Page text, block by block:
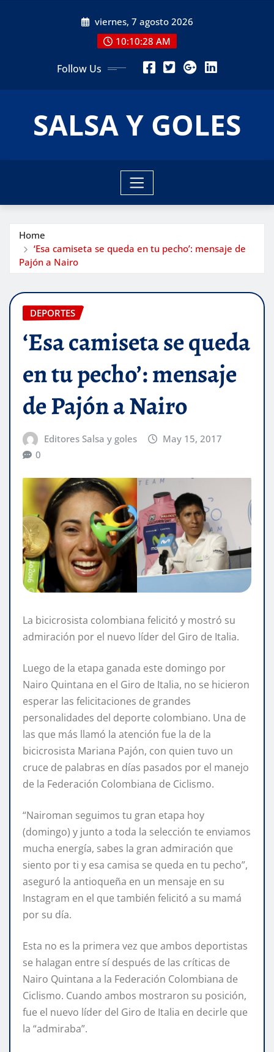
viernes, 7 agosto 2026
10:10:29 AM
Follow Us
SALSA Y GOLES
Home
‘Esa camiseta se queda en tu pecho’: mensaje de
Pajón a Nairo
DEPORTES
‘Esa camiseta se queda
en tu pecho’: mensaje
de Pajón a Nairo
Editores Salsa y goles
May 15, 2017
0
La bicicrosista colombiana felicitó y mostró su
admiración por el nuevo líder del Giro de Italia.
Luego de la etapa ganada este domingo por
Nairo Quintana en el Giro de Italia, no se hicieron
esperar las felicitaciones de grandes
personalidades del deporte colombiano. Una de
las que más llamó la atención fue la de la
bicicrosista Mariana Pajón, con quien tuvo un
cruce de palabras en días pasados por el manejo
de la Federación Colombiana de Ciclismo.
“Nairoman seguimos tu gran etapa hoy
(domingo) y junto a toda la selección te enviamos
mucha energía, sabes la gran admiración que
siento por ti y esa camisa se queda en tu pecho”,
aseguró la antioqueña en un mensaje en su
Instagram en el que también felicitó a su mamá
por su día.
Esta no es la primera vez que ambos deportistas
se halagan entre sí después de las críticas de
Nairo Quintana a la Federación Colombiana de
Ciclismo. Cuando ambos mostraron su posición,
fue el nuevo líder del Giro de Italia en decirle que
la “admiraba”.